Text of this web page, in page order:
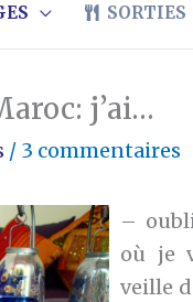
SORTIES
j’ai…
/ 3 commentaires
–
où je
veille